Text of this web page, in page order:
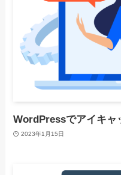
WordPressでアイキャ
2023年1月15日